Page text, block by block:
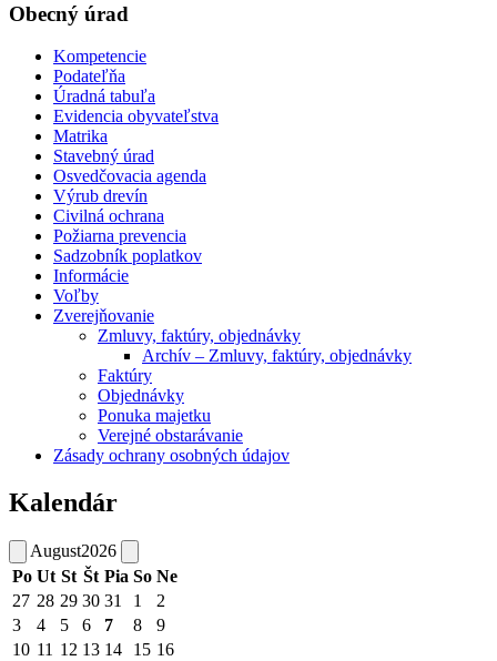
Obecný úrad
Kompetencie
Podateľňa
Úradná tabuľa
Evidencia obyvateľstva
Matrika
Stavebný úrad
Osvedčovacia agenda
Výrub drevín
Civilná ochrana
Požiarna prevencia
Sadzobník poplatkov
Informácie
Voľby
Zverejňovanie
Zmluvy, faktúry, objednávky
Archív – Zmluvy, faktúry, objednávky
Faktúry
Objednávky
Ponuka majetku
Verejné obstarávanie
Zásady ochrany osobných údajov
Kalendár
August2026
Po Ut St Št Pia So Ne
27 28 29 30 31 1
2
3
4 5 6 7 8
9
10 11 12 13 14 15 16